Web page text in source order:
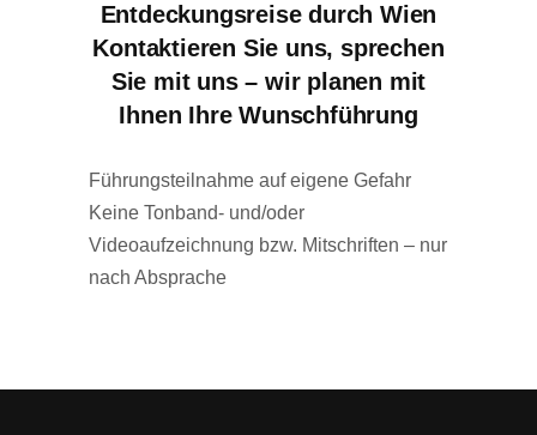
Entdeckungsreise durch Wien
Kontaktieren Sie uns, sprechen
Sie mit uns – wir planen mit
Ihnen Ihre Wunschführung
Führungsteilnahme auf eigene Gefahr
Keine Tonband- und/oder
Videoaufzeichnung bzw. Mitschriften – nur
nach Absprache